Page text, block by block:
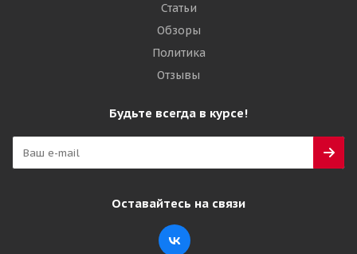
Статьи
Обзоры
Политика
Отзывы
Будьте всегда в курсе!
Оставайтесь на связи